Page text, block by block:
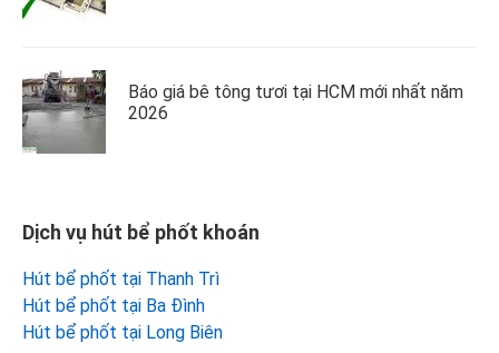
Báo giá bê tông tươi tại HCM mới nhất năm
2026
Dịch vụ hút bể phốt khoán
Hút bể phốt tại Thanh Trì
Hút bể phốt tại Ba Đình
Hút bể phốt tại Long Biên